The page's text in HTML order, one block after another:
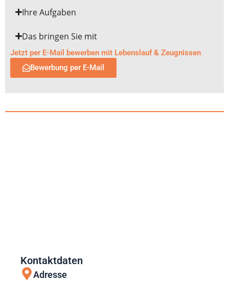
Ihre Aufgaben
Das bringen Sie mit
Jetzt per E-Mail bewerben mit Lebenslauf & Zeugnissen
Bewerbung per E-Mail
Kontaktdaten
Adresse